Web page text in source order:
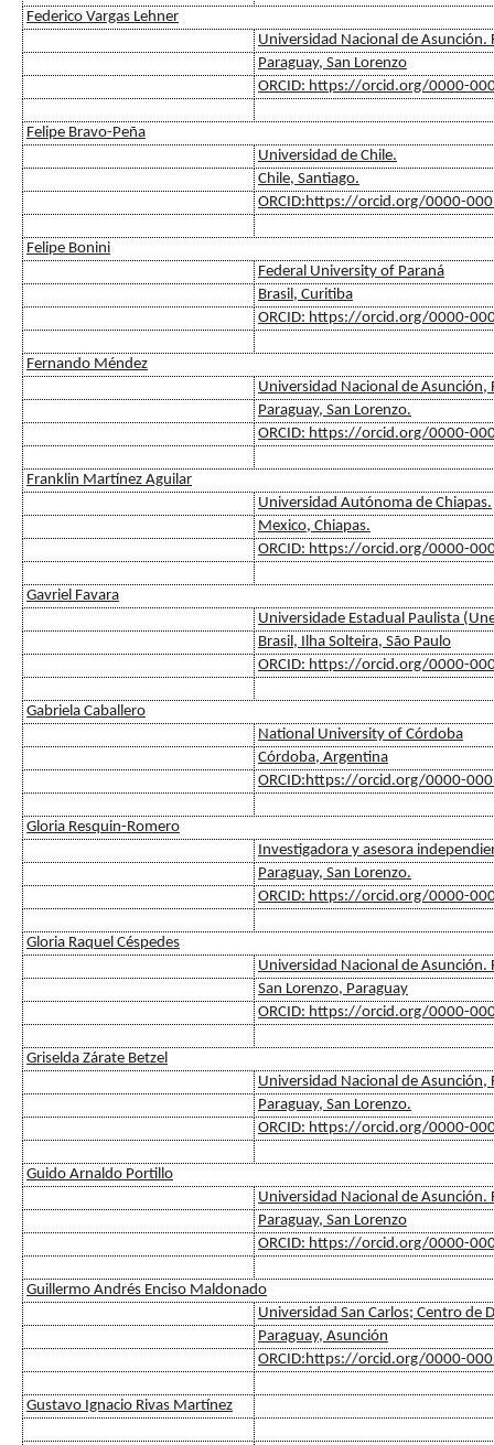
Federico Vargas Lehner
Universidad Nacional de Asunción.
Paraguay, San Lorenzo
ORCID: https://orcid.org/0000-
Felipe Bravo-Peña
Universidad de Chile.
Chile, Santiago.
ORCID:https://orcid.org/0000-
Felipe Bonini
Federal University of Paraná
Brasil, Curitiba
ORCID: https://orcid.org/0000-
Fernando Méndez
Universidad Nacional de Asunción,
Paraguay, San Lorenzo.
ORCID: https://orcid.org/0000-
Franklin Martínez Aguilar
Universidad Autónoma de Chiapas.
Mexico, Chiapas.
ORCID: https://orcid.org/0000-
Gavriel Favara
Universidade Estadual Paulista
Brasil, Ilha Solteira, São Paulo
ORCID: https://orcid.org/0000-
Gabriela Caballero
National University of Córdoba
Córdoba, Argentina
ORCID:https://orcid.org/0000-
Gloria Resquin-Romero
Investigadora y asesora
Paraguay, San Lorenzo.
ORCID: https://orcid.org/0000-
Gloria Raquel Céspedes
Universidad Nacional de Asunción.
San Lorenzo, Paraguay
ORCID: https://orcid.org/0000-
Griselda Zárate Betzel
Universidad Nacional de Asunción,
Paraguay, San Lorenzo.
ORCID: https://orcid.org/0000-
Guido Arnaldo Portillo
Universidad Nacional de Asunción.
Paraguay, San Lorenzo
ORCID: https://orcid.org/0000-
Guillermo Andrés Enciso Maldonado
Universidad San Carlos; Centro de
Paraguay, Asunción
ORCID:https://orcid.org/0000-
Gustavo Ignacio Rivas Martínez